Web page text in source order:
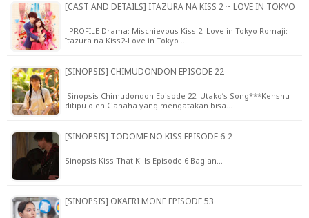
[CAST AND DETAILS] ITAZURA NA KISS 2 ~ LOVE IN TOKYO
PROFILE Drama: Mischievous Kiss 2: Love in Tokyo Romaji:
Itazura na Kiss2-Love in Tokyo …
[SINOPSIS] CHIMUDONDON EPISODE 22
Sinopsis Chimudondon Episode 22: Utako’s Song***Kenshu
ditipu oleh Ganaha yang mengatakan bisa…
[SINOPSIS] TODOME NO KISS EPISODE 6-2
Sinopsis Kiss That Kills Episode 6 Bagian…
[SINOPSIS] OKAERI MONE EPISODE 53